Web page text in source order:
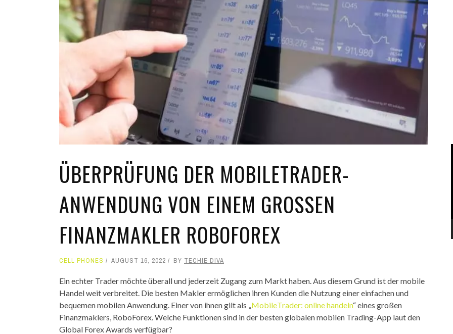
MISC WEB 2.0 EXPO
ÜBERPRÜFUNG DER MOBILETRADER-
ANWENDUNG VON EINEM GROSSEN F
INANZMAKLER ROBOFOREX
CELL PHONES AUGUST 16, 2022 BY TECHIE DIVA
Ein echter Trader möchte überall und jederzeit Zugang zum Markt haben. Aus diesem Grund ist der mobile
Handel weit verbreitet. Die besten Makler ermöglichen ihren Kunden die Nutzung einer einfachen und
bequemen mobilen Anwendung. Einer von ihnen gilt als „ MobileTrader: online handeln“ eines großen
Finanzmaklers, RoboForex. Welche Funktionen sind in der besten globalen mobilen Trading-App laut den
Global Forex Awards verfügbar?